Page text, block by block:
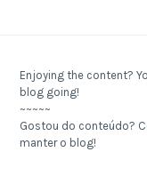
Enjoying the content?
blog going!
~~~~~
Gostou do conteúdo?
manter o blog!